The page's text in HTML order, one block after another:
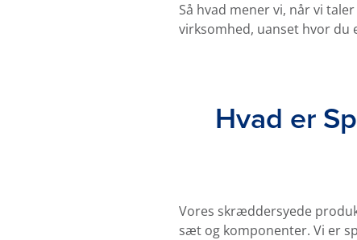
Så hvad mener vi, når vi
virksomhed, uanset hvor du
Hvad er
Vores skræddersyede
sæt og komponenter. Vi er